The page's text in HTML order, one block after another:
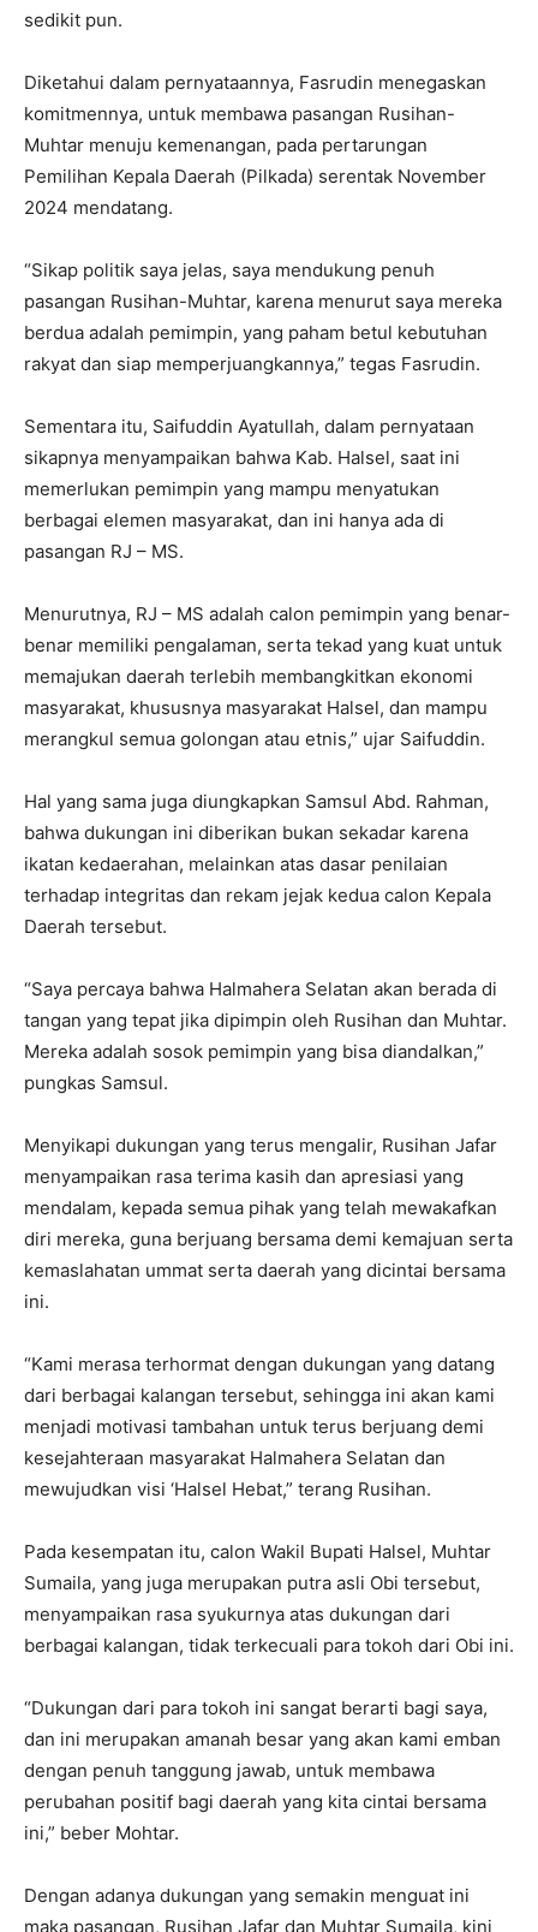
sedikit pun.
Diketahui dalam pernyataannya, Fasrudin menegaskan
komitmennya, untuk membawa pasangan Rusihan-
Muhtar menuju kemenangan, pada pertarungan
Pemilihan Kepala Daerah (Pilkada) serentak November
2024 mendatang.
“Sikap politik saya jelas, saya mendukung penuh
pasangan Rusihan-Muhtar, karena menurut saya mereka
berdua adalah pemimpin, yang paham betul kebutuhan
rakyat dan siap memperjuangkannya,” tegas Fasrudin.
Sementara itu, Saifuddin Ayatullah, dalam pernyataan
sikapnya menyampaikan bahwa Kab. Halsel, saat ini
memerlukan pemimpin yang mampu menyatukan
berbagai elemen masyarakat, dan ini hanya ada di
pasangan RJ – MS.
Menurutnya, RJ – MS adalah calon pemimpin yang benar-
benar memiliki pengalaman, serta tekad yang kuat untuk
memajukan daerah terlebih membangkitkan ekonomi
masyarakat, khususnya masyarakat Halsel, dan mampu
merangkul semua golongan atau etnis,” ujar Saifuddin.
Hal yang sama juga diungkapkan Samsul Abd. Rahman,
bahwa dukungan ini diberikan bukan sekadar karena
ikatan kedaerahan, melainkan atas dasar penilaian
terhadap integritas dan rekam jejak kedua calon Kepala
Daerah tersebut.
“Saya percaya bahwa Halmahera Selatan akan berada di
tangan yang tepat jika dipimpin oleh Rusihan dan Muhtar.
Mereka adalah sosok pemimpin yang bisa diandalkan,”
pungkas Samsul.
Menyikapi dukungan yang terus mengalir, Rusihan Jafar
menyampaikan rasa terima kasih dan apresiasi yang
mendalam, kepada semua pihak yang telah mewakafkan
diri mereka, guna berjuang bersama demi kemajuan serta
kemaslahatan ummat serta daerah yang dicintai bersama
ini.
“Kami merasa terhormat dengan dukungan yang datang
dari berbagai kalangan tersebut, sehingga ini akan kami
menjadi motivasi tambahan untuk terus berjuang demi
kesejahteraan masyarakat Halmahera Selatan dan
mewujudkan visi ‘Halsel Hebat,” terang Rusihan.
Pada kesempatan itu, calon Wakil Bupati Halsel, Muhtar
Sumaila, yang juga merupakan putra asli Obi tersebut,
menyampaikan rasa syukurnya atas dukungan dari
berbagai kalangan, tidak terkecuali para tokoh dari Obi ini.
“Dukungan dari para tokoh ini sangat berarti bagi saya,
dan ini merupakan amanah besar yang akan kami emban
dengan penuh tanggung jawab, untuk membawa
perubahan positif bagi daerah yang kita cintai bersama
ini,” beber Mohtar.
Dengan adanya dukungan yang semakin menguat ini
maka pasangan, Rusihan Jafar dan Muhtar Sumaila, kini